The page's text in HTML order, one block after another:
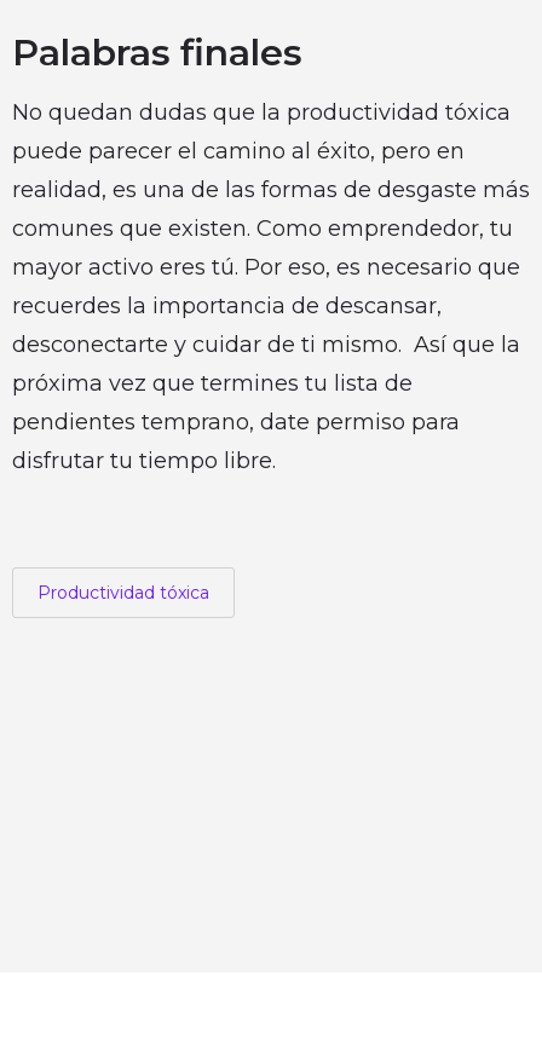
Palabras finales
No quedan dudas que la productividad tóxica
puede parecer el camino al éxito, pero en
realidad, es una de las formas de desgaste más
comunes que existen. Como emprendedor, tu
mayor activo eres tú. Por eso, es necesario que
recuerdes la importancia de descansar,
desconectarte y cuidar de ti mismo. Así que la
próxima vez que termines tu lista de
pendientes temprano, date permiso para
disfrutar tu tiempo libre.
Productividad tóxica